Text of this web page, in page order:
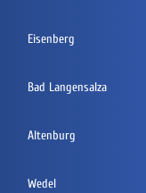
Eisenberg
Bad Langensalza
Altenburg
Wedel